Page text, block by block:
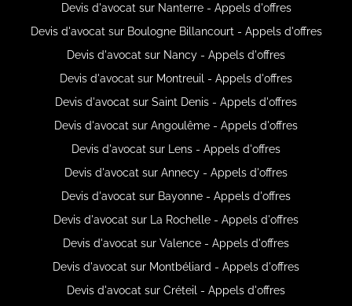
Devis d'avocat sur Nanterre - Appels d'offres
Devis d'avocat sur Boulogne Billancourt - Appels d'offres
Devis d'avocat sur Nancy - Appels d'offres
Devis d'avocat sur Montreuil - Appels d'offres
Devis d'avocat sur Saint Denis - Appels d'offres
Devis d'avocat sur Angoulême - Appels d'offres
Devis d'avocat sur Lens - Appels d'offres
Devis d'avocat sur Annecy - Appels d'offres
Devis d'avocat sur Bayonne - Appels d'offres
Devis d'avocat sur La Rochelle - Appels d'offres
Devis d'avocat sur Valence - Appels d'offres
Devis d'avocat sur Montbéliard - Appels d'offres
Devis d'avocat sur Créteil - Appels d'offres